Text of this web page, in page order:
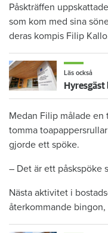
Påskträffen
som kom med sina
deras kompis Filip
Läs också
Medan Filip målade
tomma
gjorde ett spöke.
– Det är ett påskspöke
Nästa aktivitet i
återkommande